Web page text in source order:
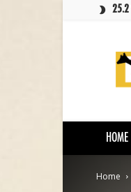
25.2
HOME
Home